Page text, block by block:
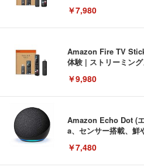
￥7,980
Amazon Fire TV
体験 | ストリーミン
￥9,980
Amazon Echo Dot (
a、センサー搭載、鮮
￥7,480